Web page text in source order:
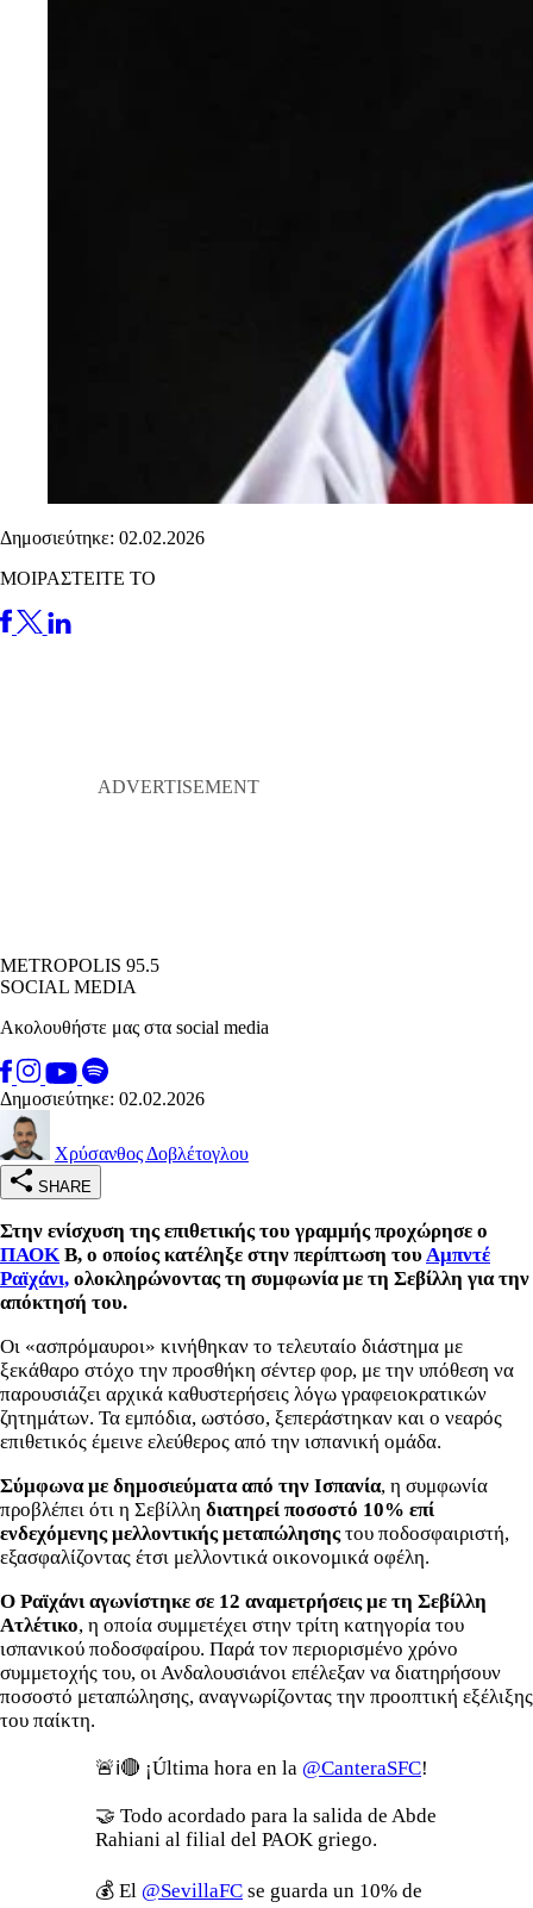
Δημοσιεύτηκε: 02.02.2026
ΜΟΙΡΑΣΤΕΙΤΕ ΤΟ
METROPOLIS 95.5
SOCIAL MEDIA
Ακολουθήστε μας στα social media
Δημοσιεύτηκε: 02.02.2026
Χρύσανθος Δοβλέτογλου
SHARE
Στην ενίσχυση της επιθετικής του γραμμής προχώρησε ο
ΠΑΟΚ Β, ο οποίος κατέληξε στην περίπτωση τουΑμπντέ
Ραϊχάνι, ολοκληρώνοντας τη συμφωνία με τη Σεβίλλη για την
απόκτησή του.
Οι «ασπρόμαυροι» κινήθηκαν το τελευταίο διάστημα με
ξεκάθαρο στόχο την προσθήκη σέντερ φορ, με την υπόθεση να
παρουσιάζει αρχικά καθυστερήσεις λόγω γραφειοκρατικών
ζητημάτων. Τα εμπόδια, ωστόσο, ξεπεράστηκαν και ο νεαρός
επιθετικός έμεινε ελεύθερος από την ισπανική ομάδα.
Σύμφωνα με δημοσιεύματα από την Ισπανία, η συμφωνία
προβλέπει ότι η Σεβίλλη διατηρεί ποσοστό 10% επί
ενδεχόμενης μελλοντικής μεταπώλησηςτου ποδοσφαιριστή,
εξασφαλίζοντας έτσι μελλοντικά οικονομικά οφέλη.
Ο Ραϊχάνι αγωνίστηκε σε 12 αναμετρήσεις με τη Σεβίλλη
Ατλέτικο, η οποία συμμετέχει στην τρίτη κατηγορία του
ισπανικού ποδοσφαίρου. Παρά τον περιορισμένο χρόνο
συμμετοχής του, οι Ανδαλουσιάνοι επέλεξαν να διατηρήσουν
ποσοστό μεταπώλησης, αναγνωρίζοντας την προοπτική εξέλιξης
του παίκτη.
🚨ℹ️🔴 ¡Última hora en la @CanteraSFC!
🤝 Todo acordado para la salida de Abde
Rahiani al filial del PAOK griego.
💰 El @SevillaFC se guarda un 10% de